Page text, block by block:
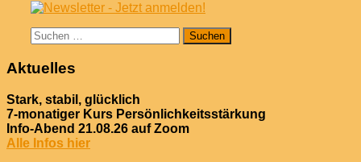
Suchen
nach:
Aktuelles
Stark, stabil, glücklich
7-monatiger Kurs Persönlichkeitsstärkung
Info-Abend 21.08.26 auf Zoom
Alle Infos hier